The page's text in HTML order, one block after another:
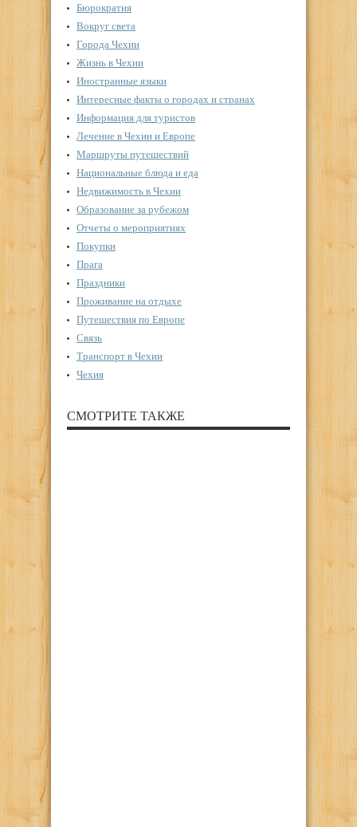
Бюрократия
Вокруг света
Города Чехии
Жизнь в Чехии
Иностранные языки
Интересные факты о городах и странах
Информация для туристов
Лечение в Чехии и Европе
Маршруты путешествий
Национальные блюда и еда
Недвижимость в Чехии
Образование за рубежом
Отчеты о мероприятиях
Покупки
Прага
Праздники
Проживание на отдыхе
Путешествия по Европе
Связь
Транспорт в Чехии
Чехия
СМОТРИТЕ ТАКЖЕ